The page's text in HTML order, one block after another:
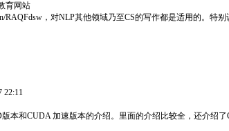
育网站
，对NLP其他领域乃至CS的写作都是适用的。
22:11
和CUDA 加速版本的介绍。里面的介绍比较全，还介绍了